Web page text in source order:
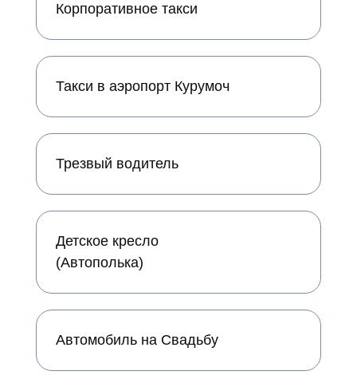
Корпоративное такси
Такси в аэропорт Курумоч
Трезвый водитель
Детское кресло
(Автополька)
Автомобиль на Свадьбу